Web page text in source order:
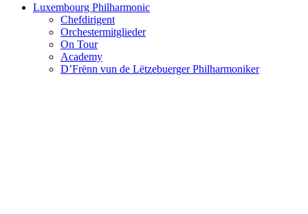
Luxembourg Philharmonic
Chefdirigent
Orchestermitglieder
On Tour
Academy
D’Frënn vun de Lëtzebuerger Philharmoniker